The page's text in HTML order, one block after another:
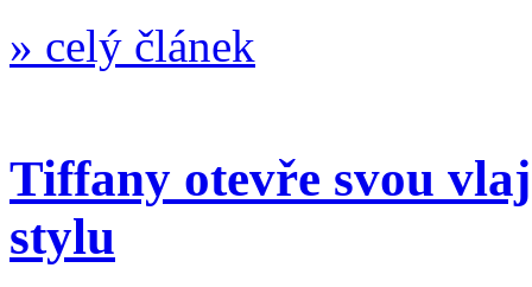
» celý článek
Tiffany otevře svou
stylu